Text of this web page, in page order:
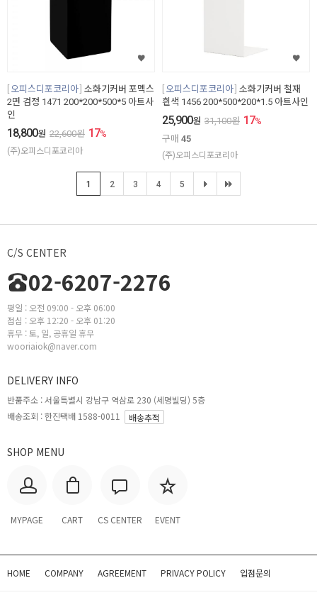
오피스디포코리아 소화기커버 포멕스
2면 검정 1471 200*200*500*5 아트사
인
18,800원 22,600원 17%
(주)오피스디포코리아
오피스디포코리아 소화기커버 철재
흰색 1456 200*500*200*1.5 아트사인
25,900원 31,100원 17%
구매 45
(주)오피스디포코리아
1 2 3 4 5
C/S CENTER
02-6207-2276
평일 : 오전 09:00 - 오후 06:00
점심 : 오후 12:20 - 오후 01:20
휴무 : 토, 일, 공휴일 휴무
wooriaiok@naver.com
SHOP MENU
MYPAGE CART CS CENTER EVENT
DELIVERY INFO
반품주소 :서울특별시 강남구 역삼로 230 (세명빌딩) 5층
배송조회 : 한진택배 1588-0011
배송추적
HOME COMPANY AGREEMENT PRIVACY POLICY 입점문의